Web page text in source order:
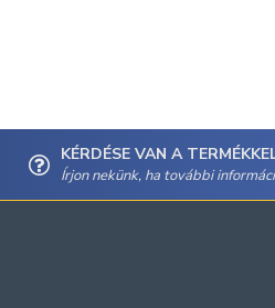
KÉRDÉSE VAN A
Írjon nekünk, ha további